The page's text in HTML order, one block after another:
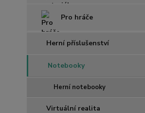
Pro hráče
Herní příslušenství
Notebooky
Herní notebooky
Virtuální realita